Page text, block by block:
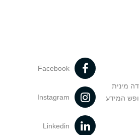
מינית
המידע
Facebook
Instagram
Linkedin